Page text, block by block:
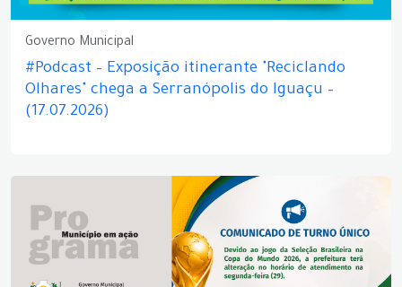
Governo Municipal
#Podcast – Exposição itinerante "Reciclando
Olhares" chega a Serranópolis do Iguaçu –
(17.07.2026)